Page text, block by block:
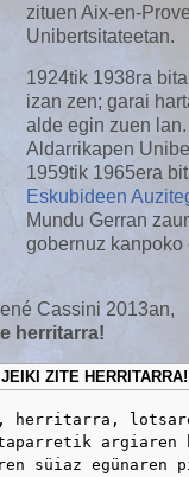
zituen Aix-en-
Unibertsitateetan.
1924tik 1938ra
izan zen; garai
alde egin zuen
Aldarrikapen
1959tik 1965era
Eskubideen
Mundu Gerran
gobernuz kanpoko
Cassini 2013an,
herritarra!
JEIKI ZITE HERRITARRA!
herritarra,
argiaren
süiaz egünaren